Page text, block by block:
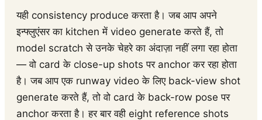
यही consistency produce करता है। जब आप अपने
इन्फ्लुएंसर का kitchen में video generate करते हैं, तो
model scratch से उनके चेहरे का अंदाज़ा नहीं लगा रहा होता
— वो card के close-up shots पर anchor कर रहा होता
है। जब आप एक runway video के लिए back-view shot
generate करते हैं, तो वो card के back-row pose पर
anchor करता है। हर बार वही eight reference shots